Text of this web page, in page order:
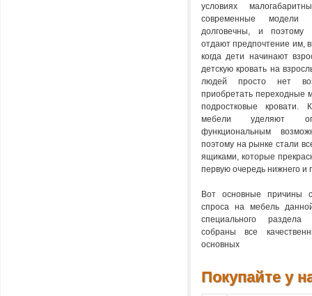
условиях
современные модели
долговечны, и поэтому
отдают предпочтение им,
когда дети начинают
детскую кровать на
людей просто нет
приобретать переходные
подростковые
мебели уделяют
функциональным
поэтому на рынке стали
ящиками, которые
первую очередь нижнего и
Вот основные причины
спроса на мебель
специального раздела
собраны все
основных
Покупайте у